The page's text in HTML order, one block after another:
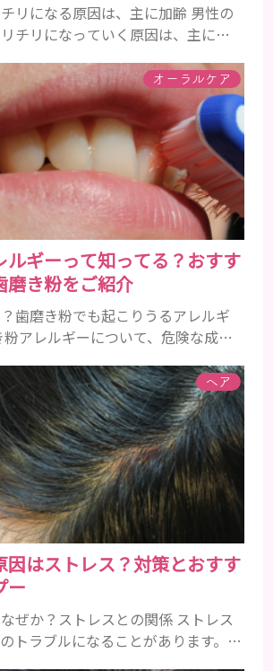
リになる原因は、主に加齢 男性の
チリになっていく原因は、主に加
性も、いつのまにか髪がチリチリ
ようになったと感じる人もいるでし
の男性としての魅力が出てくる40代
んでいる人が多い傾向があります。
サイクルは、年齢と共に乱れていき
らないま...
オーラルケア
ルギーって知ってる？おすす
磨き粉をご紹介
歯磨き粉でも起こりうるアレルギ
アレルギーについて、危険な成分
を起こすおそれのある成分 まず、
き粉に含まれているどの成分にア
起こすおそれがあるのかを説明しま
･歯の表面のエナメルを守り強くし
働きを持つ成分 •香味料 ･･･歯磨き
ヘア
因はストレス？対策とおすす
ー
ぜか？ストレスとの関係 ストレス
トラブルになることがあります。頭